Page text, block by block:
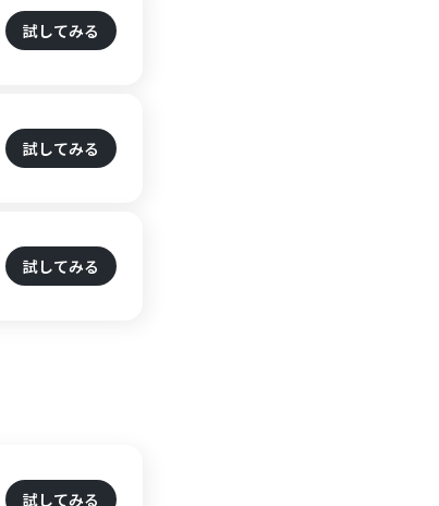
試してみる
試してみる
試してみる
試してみる